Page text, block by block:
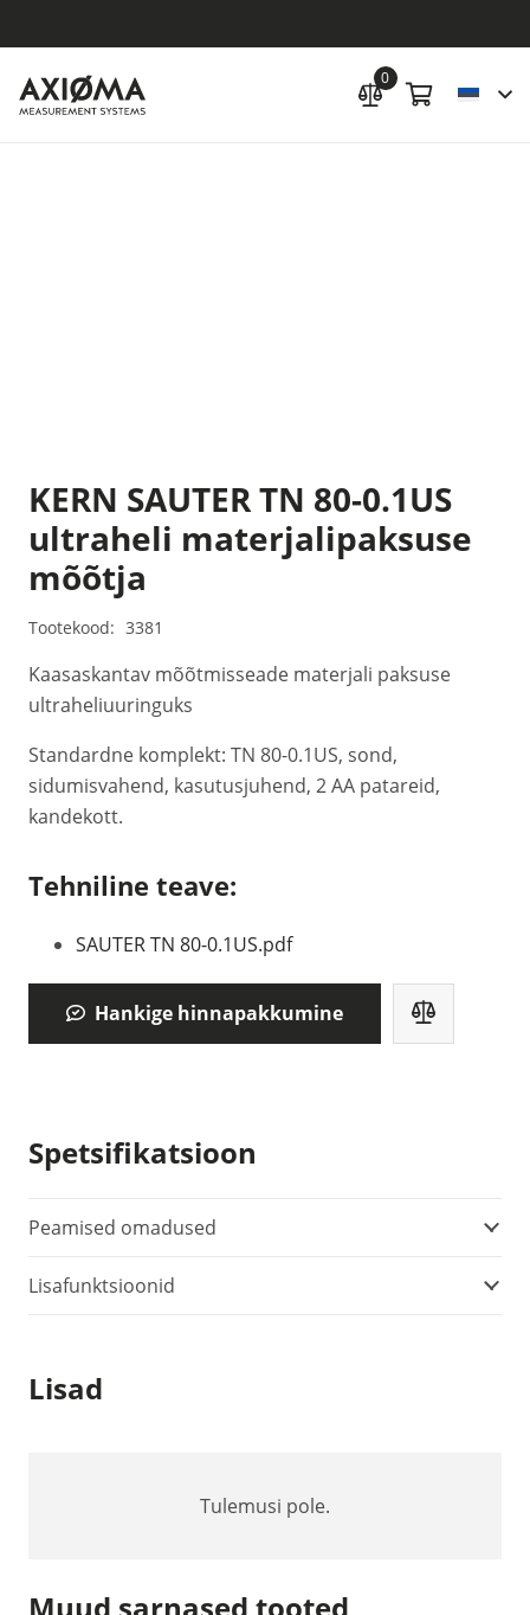
0
KERN SAUTER TN 80-0.1US
ultraheli materjalipaksuse
mõõtja
Tootekood: 3381
Kaasaskantav mõõtmisseade materjali paksuse
ultraheliuuringuks
Standardne komplekt: TN 80-0.1US, sond,
sidumisvahend, kasutusjuhend, 2 AA patareid,
kandekott.
Tehniline teave:
SAUTER TN 80-0.1US.pdf
Hankige hinnapakkumine
Spetsifikatsioon
Peamised omadused
Lisafunktsioonid
Lisad
Tulemusi pole.